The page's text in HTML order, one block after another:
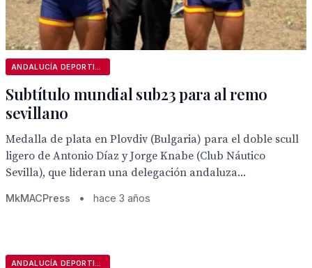
Subtítulo mundial sub23 para al remo
sevillano
Medalla de plata en Plovdiv (Bulgaria) para el doble scull
ligero de Antonio Díaz y Jorge Knabe (Club Náutico
Sevilla), que lideran una delegación andaluza...
MkMACPress • hace 3 años